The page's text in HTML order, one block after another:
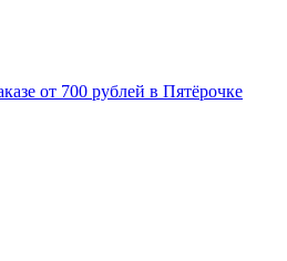
от 700 рублей в Пятёрочке